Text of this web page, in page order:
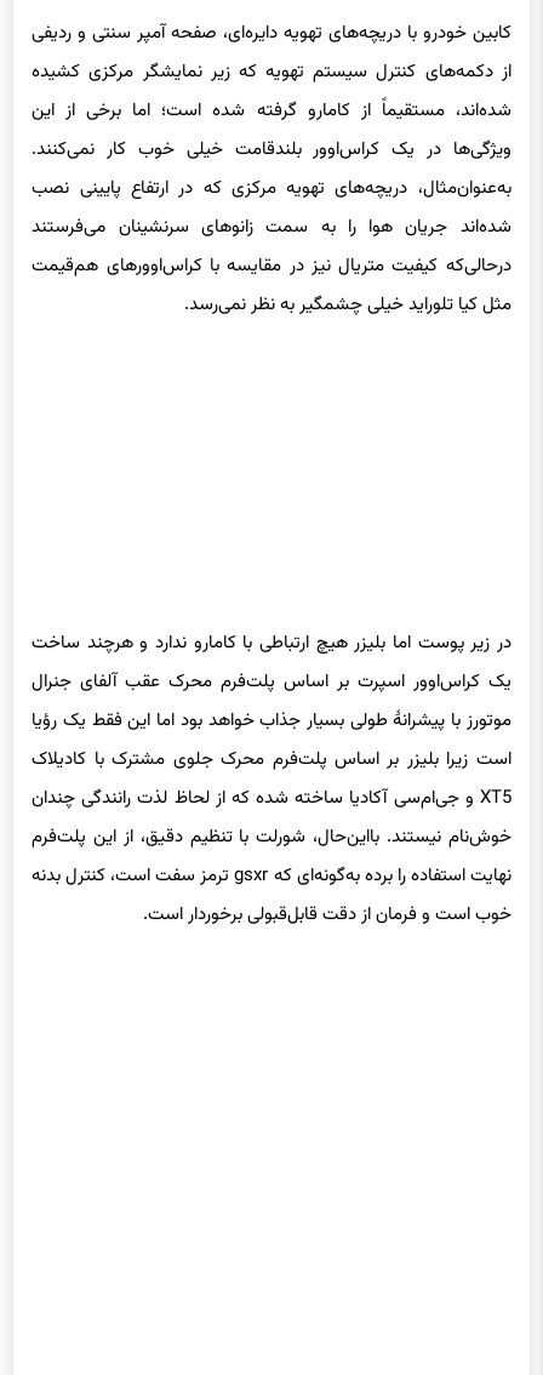
کابین خودرو با دریچه‌های تهویه دایره‌ای، صفحه آمپر سنتی و ردیفی
از دکمه‌های کنترل سیستم تهویه که زیر نمایشگر مرکزی کشیده
شده‌اند، مستقیماً از کامارو گرفته شده است؛ اما برخی از این
ویژگی‌ها در یک کراس‌اوور بلندقامت خیلی خوب کار نمی‌کنند.
به‌عنوان‌مثال، دریچه‌های تهویه مرکزی که در ارتفاع پایینی نصب
شده‌اند جریان هوا را به سمت زانوهای سرنشینان می‌فرستند
درحالی‌که کیفیت متریال نیز در مقایسه با کراس‌اوورهای هم‌قیمت
مثل کیا تلوراید خیلی چشمگیر به نظر نمی‌رسد.
در زیر پوست اما بلیزر هیچ ارتباطی با کامارو ندارد و هرچند ساخت
یک کراس‌اوور اسپرت بر اساس پلت‌فرم محرک عقب آلفای جنرال
موتورز با پیشرانهٔ طولی بسیار جذاب خواهد بود اما این فقط یک رؤیا
است زیرا بلیزر بر اساس پلت‌فرم محرک جلوی مشترک با کادیلاک
XT5 و جی‌ام‌سی آکادیا ساخته شده که از لحاظ لذت رانندگی چندان
خوش‌نام نیستند. بااین‌حال، شورلت با تنظیم دقیق، از این پلت‌فرم
نهایت استفاده را برده به‌گونه‌ای که gsxr ترمز سفت است، کنترل بدنه
خوب است و فرمان از دقت قابل‌قبولی برخوردار است.